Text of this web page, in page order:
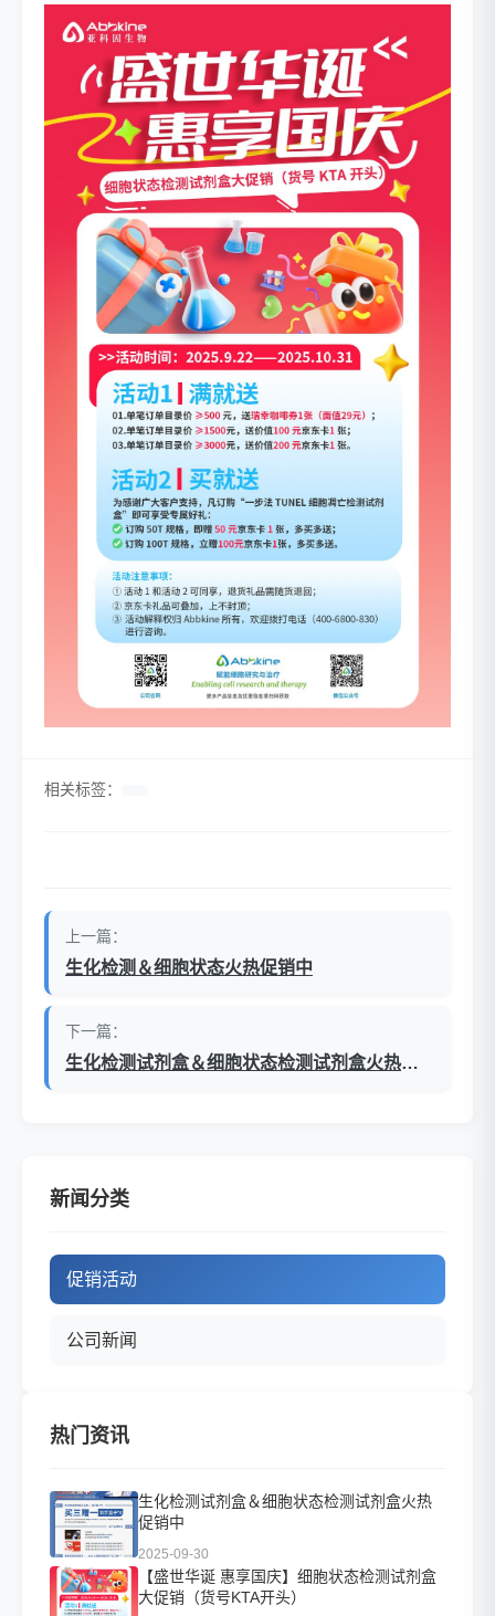
相关标签：
上一篇：
生化检测＆细胞状态火热促销中
下一篇：
生化检测试剂盒＆细胞状态检测试剂盒火热促销中
新闻分类
促销活动
公司新闻
热门资讯
生化检测试剂盒＆细胞状态检测试剂盒火热
促销中
2025-09-30
【盛世华诞 惠享国庆】细胞状态检测试剂盒
大促销（货号KTA开头）